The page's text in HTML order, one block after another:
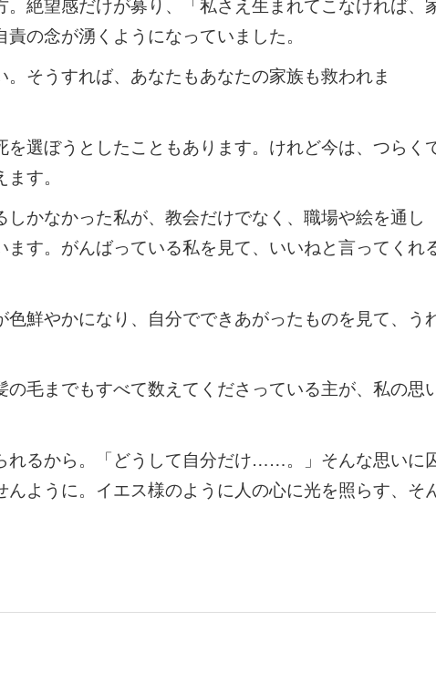
の念が湧くようになっていました。
。そうすれば、あなたもあなたの家族も救われま
選ぼうとしたこともあります。けれど今は、つらく
す。
かなかった私が、教会だけでなく、職場や絵を通し
す。がんばっている私を見て、いいねと言ってくれ
鮮やかになり、自分でできあがったものを見て、う
毛までもすべて数えてくださっている主が、私の思
れるから。「どうして自分だけ……。」そんな思いに
ように。イエス様のように人の心に光を照らす、そ